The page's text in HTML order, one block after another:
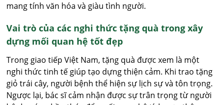
mang tính văn hóa và giàu tình người.
Vai trò của các nghi thức tặng quà trong xây
dựng mối quan hệ tốt đẹp
Trong giao tiếp Việt Nam, tặng quà được xem là một
nghi thức tinh tế giúp tạo dựng thiện cảm. Khi trao tặng
giỏ trái cây, người bệnh thể hiện sự lịch sự và tôn trọng.
Ngược lại, bác sĩ cảm nhận được sự trân trọng từ người